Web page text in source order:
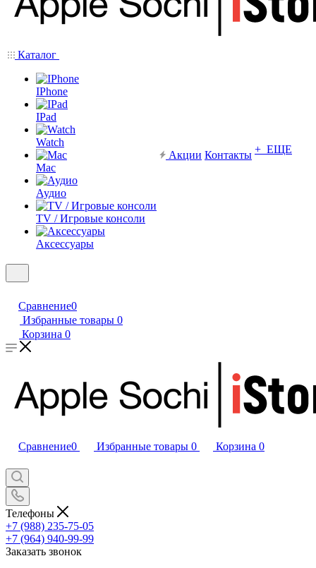
Каталог
IPhone
IPad
Watch
Mac
Аудио
TV / Игровые консоли
Аксессуары
Акции Контакты + ЕЩЕ
Сравнение0
Избранные товары 0
Корзина 0
Сравнение0 Избранные товары 0 Корзина 0
Телефоны
+7 (988) 235-75-05
+7 (964) 940-99-99
Заказать звонок